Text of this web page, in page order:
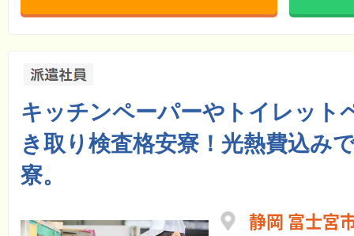
キッチンペーパーやトイレット
き取り検査格安寮！光熱費込み
寮。
静岡 富士宮